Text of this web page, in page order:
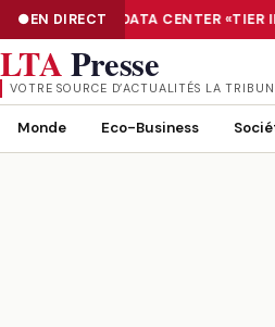
EN DIRECT: LE DATA CENTER «TIER
NUMÉRISATION : LE DATA CENTER
LTAPresse
VOTRE SOURCE D’ACTUALITÉS LA
Monde Eco-Business